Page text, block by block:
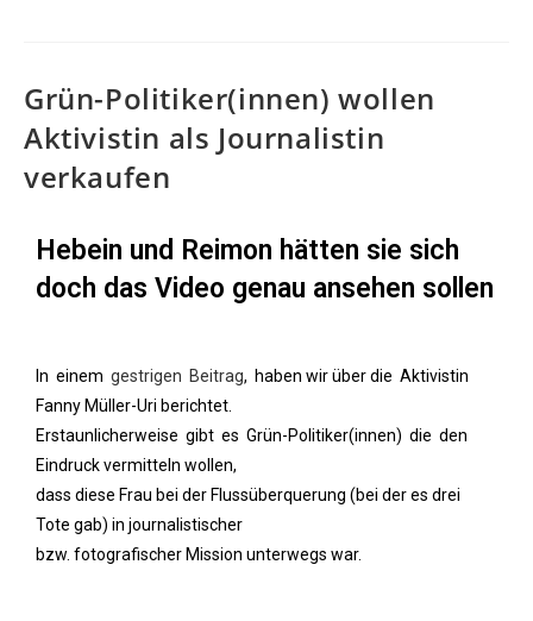
Grün-Politiker(innen) wollen
Aktivistin als Journalistin
verkaufen
Hebein und Reimon hätten sie sich
doch das Video genau ansehen sollen
In einem gestrigen Beitrag, haben wir über die Aktivistin
Fanny Müller-Uri berichtet.
Erstaunlicherweise gibt es Grün-Politiker(innen) die den
Eindruck vermitteln wollen,
dass diese Frau bei der Flussüberquerung (bei der es drei
Tote gab) in journalistischer
bzw. fotografischer Mission unterwegs war.